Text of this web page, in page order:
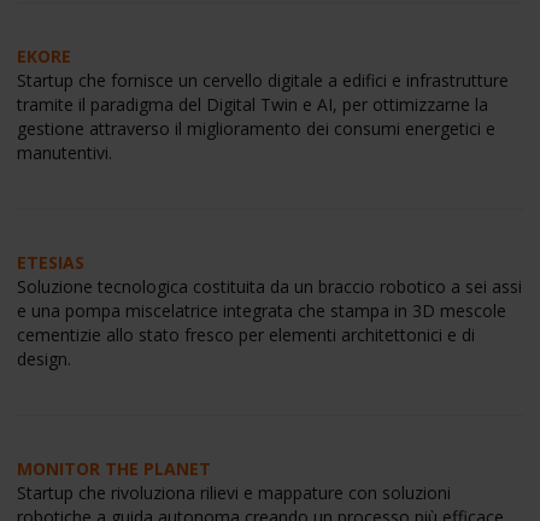
EKORE
Startup che fornisce un cervello digitale a edifici e infrastrutture
tramite il paradigma del Digital Twin e AI, per ottimizzarne la
gestione attraverso il miglioramento dei consumi energetici e
manutentivi.
ETESIAS
Soluzione tecnologica costituita da un braccio robotico a sei assi
e una pompa miscelatrice integrata che stampa in 3D mescole
cementizie allo stato fresco per elementi architettonici e di
design.
MONITOR THE PLANET
Startup che rivoluziona rilievi e mappature con soluzioni
robotiche a guida autonoma creando un processo più efficace,